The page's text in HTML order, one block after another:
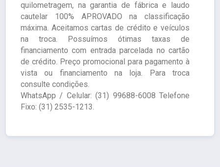
quilometragem, na garantia de fábrica e laudo
cautelar 100% APROVADO na classificação
máxima. Aceitamos cartas de crédito e veículos
na troca. Possuímos ótimas taxas de
financiamento com entrada parcelada no cartão
de crédito. Preço promocional para pagamento à
vista ou financiamento na loja. Para troca
consulte condições.
WhatsApp / Celular: (31) 99688-6008 Telefone
Fixo: (31) 2535-1213.